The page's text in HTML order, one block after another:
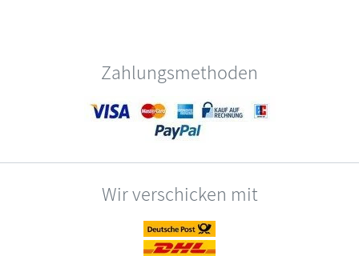
Zahlungsmethoden
Wir verschicken mit